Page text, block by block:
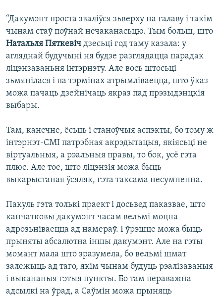
“Дакумэнт проста зваліўся зьверху на галаву і такім
чынам стаў поўнай нечаканасьцю. Тым больш, што
Натальля Пяткевіч дзесьці год таму казала: у
агляднай будучыні ня будзе разглядацца парадак
ліцэнзаваньня інтэрнэту. Але вось штосьці
зьмянілася і па тэрмінах атрымліваецца, што ўказ
можа пачаць дзейнічаць якраз пад прэзыдэнцкія
выбары.
Там, канечне, ёсьць і станоўчыя аспэкты, бо тому ж
інтэрнэт-СМІ патрэбная акрэдытацыя, якіясьці не
віртуальныя, а рэальныя правы, то бок, усё гэта
плюс. Але тое, што ліцэнзія можа быць
выкарыстаная ўсяляк, гэта таксама несумненна.
Пакуль гэта толькі праект і досьвед паказвае, што
канчатковы дакумэнт часам вельмі моцна
адрозьніваецца ад намераў. І ўрэшце можа быць
прыняты абсалютна іншы дакумэнт. Але на гэты
момант мала што зразумела, бо вельмі шмат
залежыць ад таго, якім чынам будуць рэалізаваныя
і выкананыя гэтыя пункты. Бо там пераважна
адсылкі на ўрад, а Саўмін можа прыняць